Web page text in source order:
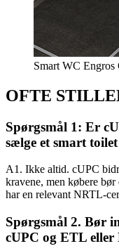
Smart WC Engros
OFTE
Spørgsmål 1: Er
sælge et smart
A1. Ikke altid. cUPC
kravene, men købere
har en relevant NRTL-
Spørgsmål 2. Bør
cUPC og ETL eller